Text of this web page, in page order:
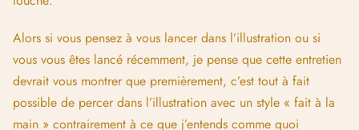
Alors si vous pensez à vous lancer dans l’illustration ou si
vous vous êtes lancé récemment, je pense que cette entretien
devrait vous montrer que premièrement, c’est tout à fait
possible de percer dans l’illustration avec un style « fait à la
main » contrairement à ce que j’entends comme quoi